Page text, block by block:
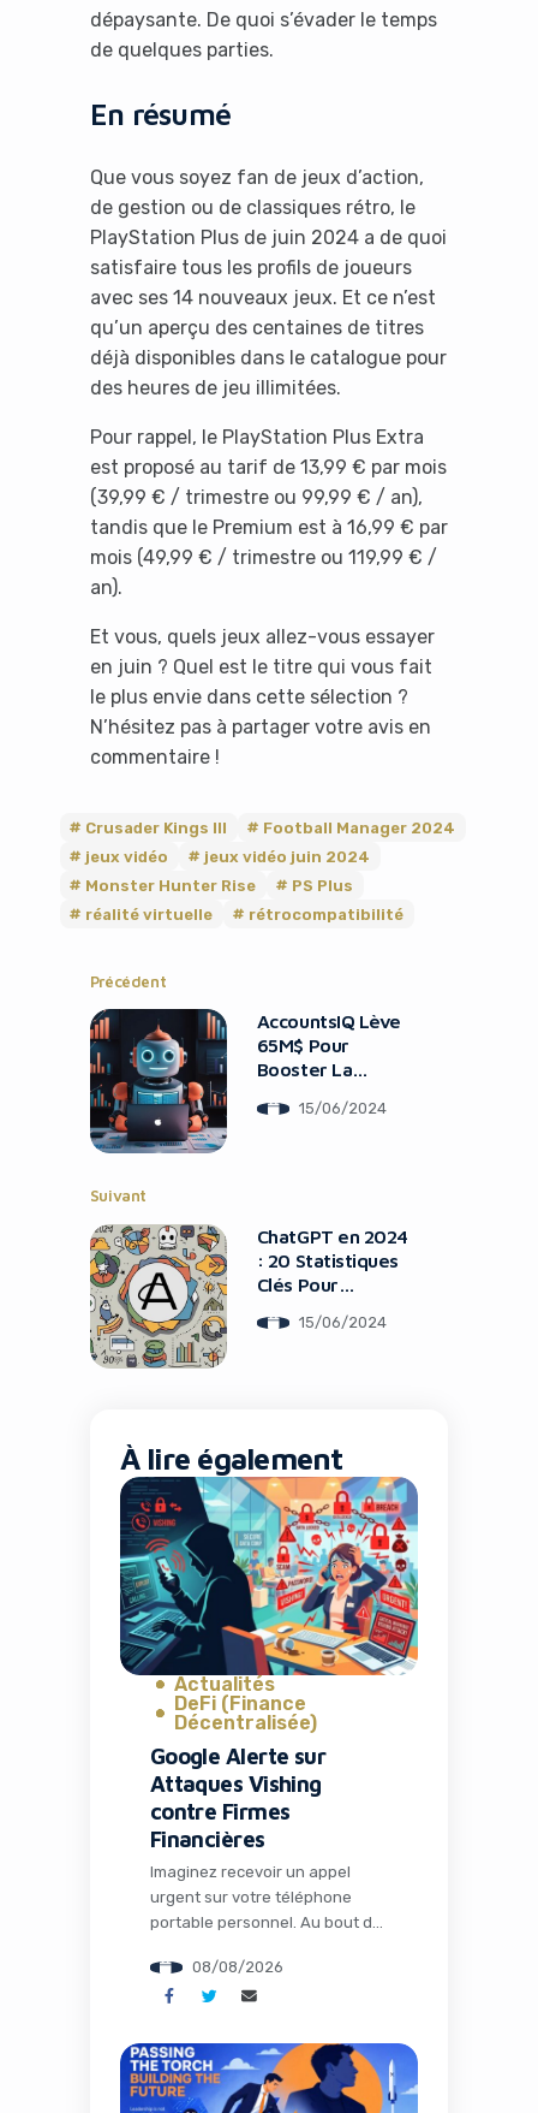
dépaysante. De quoi s’évader le temps
de quelques parties.
En résumé
Que vous soyez fan de jeux d’action,
de gestion ou de classiques rétro, le
PlayStation Plus de juin 2024 a de quoi
satisfaire tous les profils de joueurs
avec ses 14 nouveaux jeux. Et ce n’est
qu’un aperçu des centaines de titres
déjà disponibles dans le catalogue pour
des heures de jeu illimitées.
Pour rappel, le PlayStation Plus Extra
est proposé au tarif de 13,99 € par mois
(39,99 € / trimestre ou 99,99 € / an),
tandis que le Premium est à 16,99 € par
mois (49,99 € / trimestre ou 119,99 € /
an).
Et vous, quels jeux allez-vous essayer
en juin ? Quel est le titre qui vous fait
le plus envie dans cette sélection ?
N’hésitez pas à partager votre avis en
commentaire !
Crusader Kings III
Football Manager 2024
jeux vidéo
jeux vidéo juin 2024
Monster Hunter Rise
PS Plus
réalité virtuelle
rétrocompatibilité
Précédent
AccountsIQ Lève
65M$ Pour
Booster La
L’IA
15/06/2024
Suivant
ChatGPT en 2024
: 20 Statistiques
Clés Pour
Succès15/06/2024
À lire également
Actualités
DeFi (Finance
Décentralisée)
Google Alerte sur
Attaques Vishing
contre Firmes
Financières
Imaginez recevoir un appel
urgent sur votre téléphone
portable personnel. Au bout du
un problème technique bloque
l’accès à un dossier critique
imminente. Quelques clics plus
tard, vos identifiants et codes
MFA sont compromis. C’est
08/08/2026
It looks like you're
using an ad-blocker!
Yes, I will turn off Ad-Blocker
No Thanks